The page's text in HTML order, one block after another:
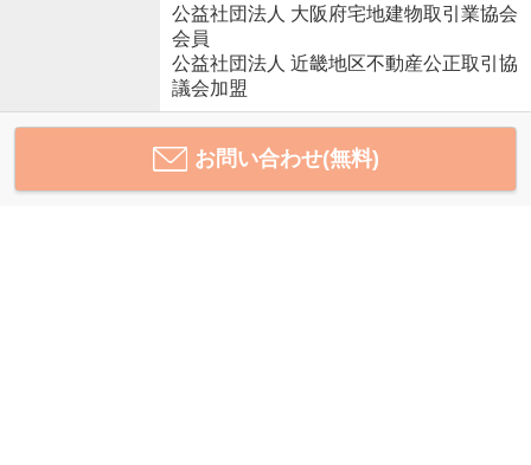
公益社団法人 大阪府宅地建物取引業協会
会員
公益社団法人 近畿地区不動産公正取引協
議会加盟
お問い合わせ(無料)